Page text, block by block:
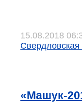
15.08.2018
Свердловская
«Машук-